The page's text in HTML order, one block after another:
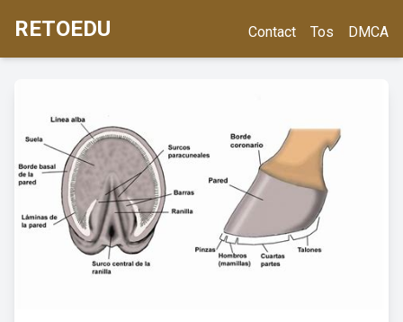
RETOEDU Contact Tos DMCA